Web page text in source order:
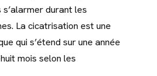
durant les
La cicatrisation est une
qui s’étend sur une année
mois selon les